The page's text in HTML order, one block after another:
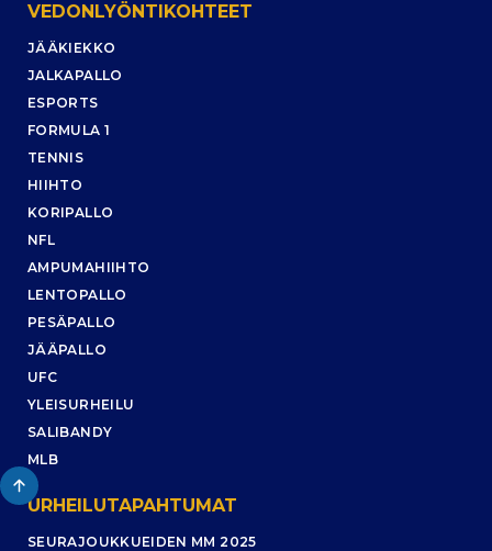
VEDONLYÖNTIKOHTEET
JÄÄKIEKKO
JALKAPALLO
ESPORTS
FORMULA 1
TENNIS
HIIHTO
KORIPALLO
NFL
AMPUMAHIIHTO
LENTOPALLO
PESÄPALLO
JÄÄPALLO
UFC
YLEISURHEILU
SALIBANDY
MLB
URHEILUTAPAHTUMAT
SEURAJOUKKUEIDEN MM 2025